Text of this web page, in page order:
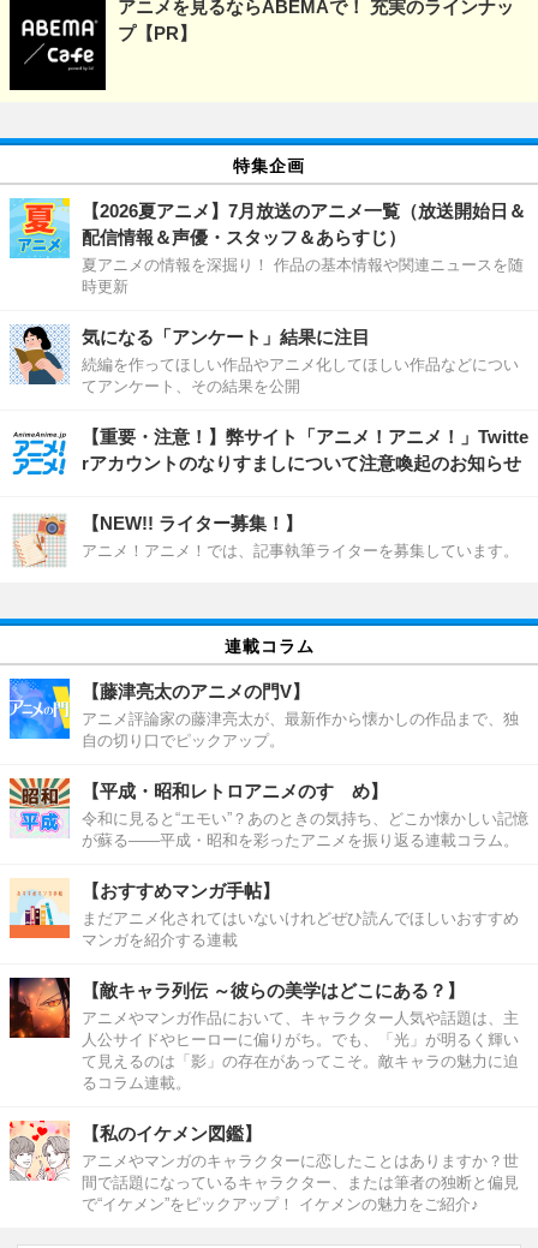
アニメを見るならABEMAで！ 充実のラインナッ
プ【PR】
特集企画
【2026夏アニメ】7月放送のアニメ一覧（放送開始日＆
配信情報＆声優・スタッフ＆あらすじ）
夏アニメの情報を深掘り！ 作品の基本情報や関連ニュースを随
時更新
気になる「アンケート」結果に注目
続編を作ってほしい作品やアニメ化してほしい作品などについ
てアンケート、その結果を公開
【重要・注意！】弊サイト「アニメ！アニメ！」Twitte
rアカウントのなりすましについて注意喚起のお知らせ
【NEW!! ライター募集！】
アニメ！アニメ！では、記事執筆ライターを募集しています。
連載コラム
【藤津亮太のアニメの門V】
アニメ評論家の藤津亮太が、最新作から懐かしの作品まで、独
自の切り口でピックアップ。
【平成・昭和レトロアニメのすゝめ】
令和に見ると“エモい”？あのときの気持ち、どこか懐かしい記憶
が蘇る――平成・昭和を彩ったアニメを振り返る連載コラム。
【おすすめマンガ手帖】
まだアニメ化されてはいないけれどぜひ読んでほしいおすすめ
マンガを紹介する連載
【敵キャラ列伝 ～彼らの美学はどこにある？】
アニメやマンガ作品において、キャラクター人気や話題は、主
人公サイドやヒーローに偏りがち。でも、「光」が明るく輝い
て見えるのは「影」の存在があってこそ。敵キャラの魅力に迫
るコラム連載。
【私のイケメン図鑑】
アニメやマンガのキャラクターに恋したことはありますか？世
間で話題になっているキャラクター、または筆者の独断と偏見
で“イケメン”をピックアップ！ イケメンの魅力をご紹介♪